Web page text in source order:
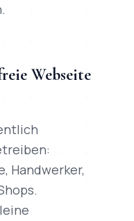
Webseite
Handwerker,